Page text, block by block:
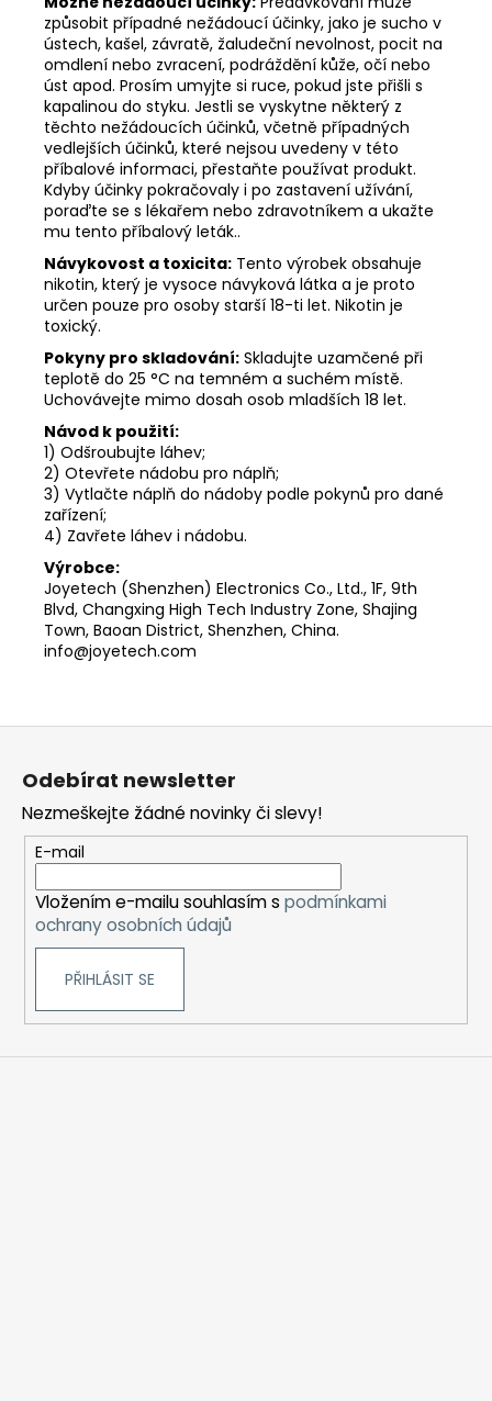
způsobit případné nežádoucí účinky, jako je sucho v
ústech, kašel, závratě, žaludeční nevolnost, pocit na
omdlení nebo zvracení, podráždění kůže, očí nebo
úst apod. Prosím umyjte si ruce, pokud jste přišli s
kapalinou do styku. Jestli se vyskytne některý z
těchto nežádoucích účinků, včetně případných
vedlejších účinků, které nejsou uvedeny v této
příbalové informaci, přestaňte používat produkt.
Kdyby účinky pokračovaly i po zastavení užívání,
poraďte se s lékařem nebo zdravotníkem a ukažte
mu tento příbalový leták..
Návykovost a toxicita: Tento výrobek obsahuje
nikotin, který je vysoce návyková látka a je proto
určen pouze pro osoby starší 18-ti let. Nikotin je
toxický.
Pokyny pro skladování: Skladujte uzamčené při
teplotě do 25 °C na temném a suchém místě.
Uchovávejte mimo dosah osob mladších 18 let.
Návod k použití:
1) Odšroubujte láhev;
2) Otevřete nádobu pro náplň;
3) Vytlačte náplň do nádoby podle pokynů pro dané
zařízení;
4) Zavřete láhev i nádobu.
Výrobce:
Joyetech (Shenzhen) Electronics Co., Ltd., 1F, 9th
Blvd, Changxing High Tech Industry Zone, Shajing
Town, Baoan District, Shenzhen, China.
info@joyetech.com
Odebírat newsletter
Nezmeškejte žádné novinky či slevy!
E-mail
Vložením e-mailu souhlasím s podmínkami
ochrany osobních údajů
PŘIHLÁSIT SE